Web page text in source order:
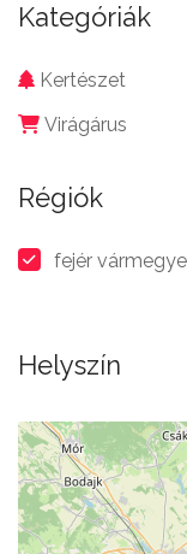
Kategóriák
Kertészet
Virágárus
Régiók
fejér vármegye
Helyszín